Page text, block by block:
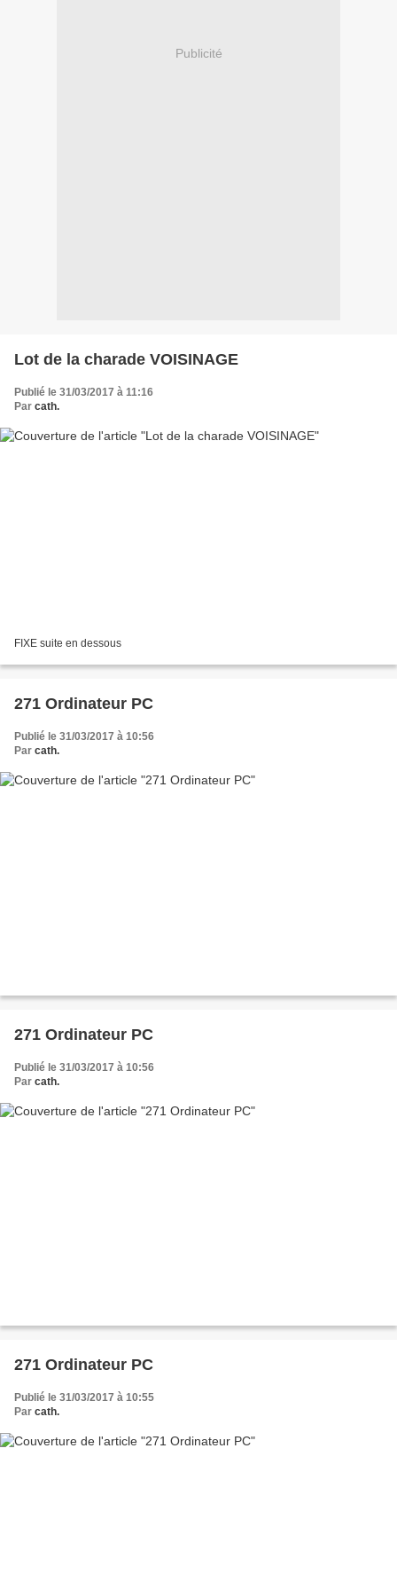
Publicité
Lot de la charade VOISINAGE
Publié le 31/03/2017 à 11:16
Par cath.
FIXE suite en dessous
271 Ordinateur PC
Publié le 31/03/2017 à 10:56
Par cath.
271 Ordinateur PC
Publié le 31/03/2017 à 10:56
Par cath.
271 Ordinateur PC
Publié le 31/03/2017 à 10:55
Par cath.